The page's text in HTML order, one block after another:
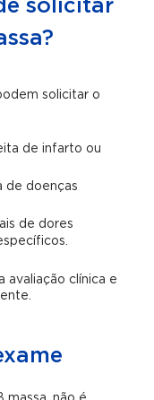
solicitar
solicitar o
de infarto ou
de doenças
de dores
avaliação clínica e